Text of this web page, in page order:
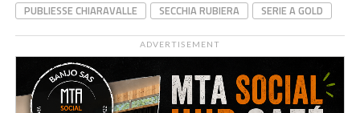
PUBLIESSE CHIARAVALLE
SECCHIA RUBIERA SERIE A GOLD
ADVERTISEMENT